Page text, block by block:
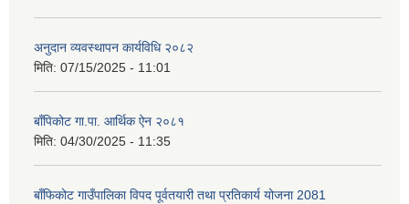
अनुदान व्यवस्थापन कार्यविधि २०८२
मिति: 07/15/2025 - 11:01
बाँपिकोट गा.पा. आर्थिक ऐन २०८१
मिति: 04/30/2025 - 11:35
बाँफिकोट गाउँपालिका विपद पूर्वतयारी तथा प्रतिकार्य योजना 2081